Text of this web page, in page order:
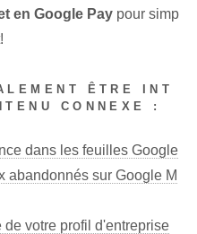
en Google Pay pour simp
ÊTRE INT
CONNEXE :
dans les feuilles Google
abandonnés sur Google M
votre profil d'entreprise